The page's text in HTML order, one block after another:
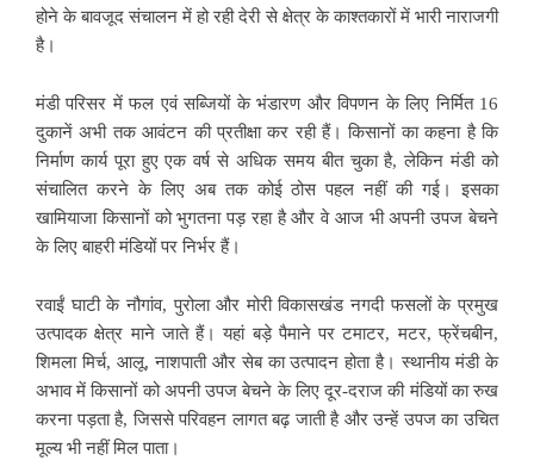
होने के बावजूद संचालन में हो रही देरी से क्षेत्र के काश्तकारों में भारी नाराजगी
है।
मंडी परिसर में फल एवं सब्जियों के भंडारण और विपणन के लिए निर्मित 16
दुकानें अभी तक आवंटन की प्रतीक्षा कर रही हैं। किसानों का कहना है कि
निर्माण कार्य पूरा हुए एक वर्ष से अधिक समय बीत चुका है, लेकिन मंडी को
संचालित करने के लिए अब तक कोई ठोस पहल नहीं की गई। इसका
खामियाजा किसानों को भुगतना पड़ रहा है और वे आज भी अपनी उपज बेचने
के लिए बाहरी मंडियों पर निर्भर हैं।
रवाईं घाटी के नौगांव, पुरोला और मोरी विकासखंड नगदी फसलों के प्रमुख
उत्पादक क्षेत्र माने जाते हैं। यहां बड़े पैमाने पर टमाटर, मटर, फ्रेंचबीन,
शिमला मिर्च, आलू, नाशपाती और सेब का उत्पादन होता है। स्थानीय मंडी के
अभाव में किसानों को अपनी उपज बेचने के लिए दूर-दराज की मंडियों का रुख
करना पड़ता है, जिससे परिवहन लागत बढ़ जाती है और उन्हें उपज का उचित
मूल्य भी नहीं मिल पाता।